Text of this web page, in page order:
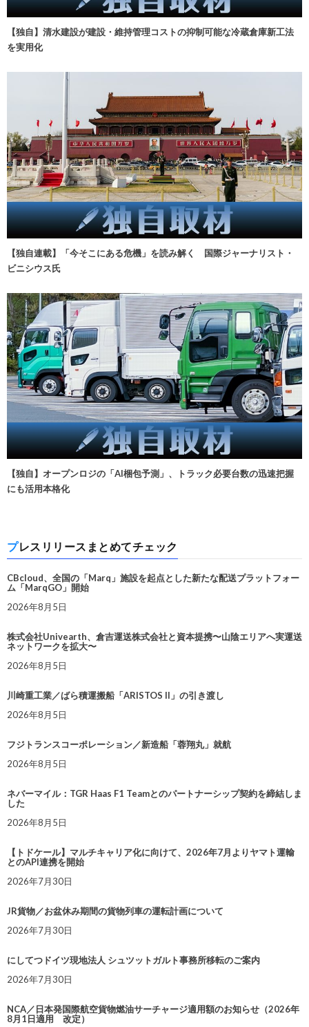
【独自】清水建設が建設・維持管理コストの抑制可能な冷蔵倉庫新工法
を実用化
【独自連載】「今そこにある危機」を読み解く 国際ジャーナリスト・
ビニシウス氏
【独自】オープンロジの「AI梱包予測」、トラック必要台数の迅速把握
にも活用本格化
プレスリリースまとめてチェック
CBcloud、全国の「Marq」施設を起点とした新たな配送プラットフォー
ム「MarqGO」開始
2026年8月5日
株式会社Univearth、倉吉運送株式会社と資本提携〜山陰エリアへ実運送
ネットワークを拡大〜
2026年8月5日
川崎重工業／ばら積運搬船「ARISTOS II」の引き渡し
2026年8月5日
フジトランスコーポレーション／新造船「蓉翔丸」就航
2026年8月5日
ネバーマイル：TGR Haas F1 Teamとのパートナーシップ契約を締結しま
した
2026年8月5日
【トドケール】マルチキャリア化に向けて、2026年7月よりヤマト運輸
とのAPI連携を開始
2026年7月30日
JR貨物／お盆休み期間の貨物列車の運転計画について
2026年7月30日
にしてつドイツ現地法人 シュツットガルト事務所移転のご案内
2026年7月30日
NCA／日本発国際航空貨物燃油サーチャージ適用額のお知らせ（2026年
8月1日適用 改定）